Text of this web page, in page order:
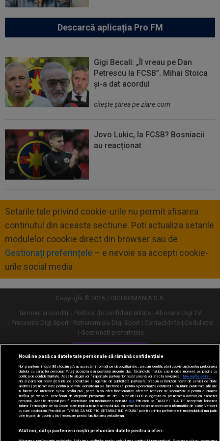
Descarcă aplicația Pro FM
Gigi Becali: „Îl vreau pe Dan
Petrescu la FCSB”. Mihai Stoica
și-a dat acordul
citeşte ştirea pe ziare.com
Jovo Lukic, la FCSB? Bosniacii
au reacționat
Setarile tale privind cookie-urile nu permit afisarea
continutul din aceasta sectiune. Poti actualiza setarile
modulelor coookie direct din browser sau de
Gestionați preferințele – e nevoie sa accepti cookie-
urile social media
Copyright © 2026 / DIGI ROMANIA S.A.
Termeni si conditii
Politica de confidentialitate
Abonare Digi TV
Frecvente Digi Sport
Retransmisie Digi Sport Contact/Info
Codul etic
Gestionați preferințele
Versiune desktop
Nouă ne pasă ca datele tale personale să rămână confidențiale
Noi și partenerii noștri30stocăm și/sau accesăm informații pe dispozitivul dvs., precum identificatorii cookie unici pentru prelucrarea
datelor cu caracter personal. Puteți accepta sau gestiona alegerile dvs. făcând clic mai jos sau în orice moment, pe pagina cu
politica de confidențialitate. Aceste alegeri vor fi raportate partenerilor noștri și nu vă vor afecta navigarea.
Mai multe detalii
Noi si partenerii nostri (retelele de socializare si agentiile de publicitate partenere, precum si furnizorii nostri de servicii de date
analitice) prelucram date pentru a permite website-ului sa functioneze, pentru a personaliza continutul si anunturile publicitare afisate
in functie de interesele si/sau profilul dvs., pentru a va oferi functionalitati aferente retelelor de socializare si pentru a analiza
traficul pe website. Beneficiati de drepturile prevazute de art. 15-22 din GDPR in legatura cu prelucrarea datelor cu caracter
personal. Aceste drepturi pot fi exercitate prin modalitatea indicata aici. Prin click pe “ACCEPT TOATE”, acceptati folosirea
tuturor Tehnologiilor de tip Cookie, care implica inclusiv acceptul dvs. cu privire la stocarea/accesarea informatiilor de catre Vendor-ii
cu care colaboram. Prin click pe “VREAU SA MODIFIC SETARILE INDIVIDUAL” puteti schimba preferintele in mod individual, mai putin
cele legate de cookie strict necesare pentru functionarea website-ului.
Atât noi, cât și partenerii noștri prelucrăm datele pentru a oferi: